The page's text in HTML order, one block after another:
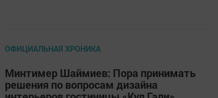
ОФИЦИАЛЬНАЯ ХРОНИКА
Минтимер Шаймиев: Пора принимать
решения по вопросам дизайна